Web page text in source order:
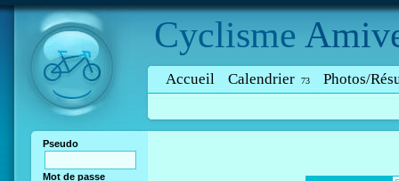
Cyclisme
Accueil Calendrier 73 Photos/
Pseudo
Mot de passe